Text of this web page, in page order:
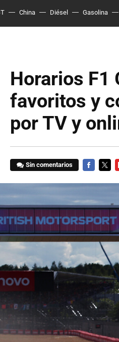
China Diésel Gasolina
Horarios F1
favoritos y
por TV y
Sin comentarios